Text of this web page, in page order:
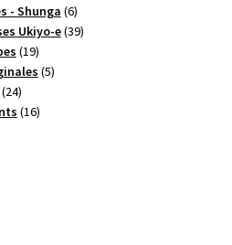
- Shunga 66
produits
Ukiyo-e 3939
1919
produits
55
2424
produits
1616